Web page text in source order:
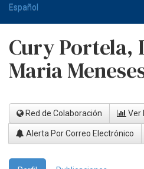
Español
Cury Portela,
Maria
Red de Colaboración Ver
Alerta Por Correo Electrónico